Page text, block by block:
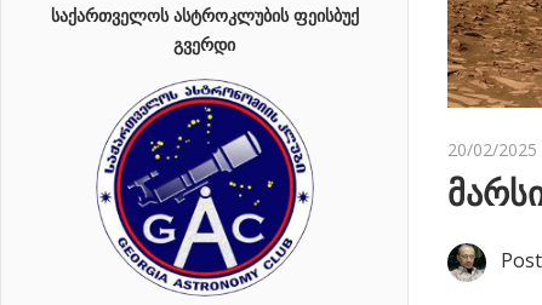
20/02/2025
ᲡᲐᲥᲐᲠᲗᲕᲔᲚᲝᲡ ᲐᲡᲢᲠᲝᲙᲚᲣᲑᲘᲡ ᲤᲔᲘᲡᲑᲣᲥ
ᲒᲕᲔᲠᲓᲘ